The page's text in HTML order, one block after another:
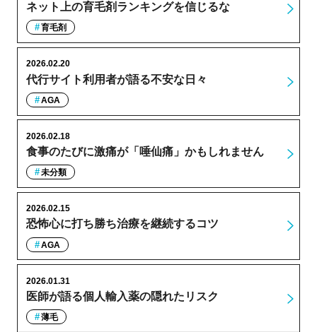
ネット上の育毛剤ランキングを信じるな
育毛剤
代行サイト利用者が語る不安な日々
2026.02.20
AGA
食事のたびに激痛が「唾仙痛」かもしれません
2026.02.18
未分類
恐怖心に打ち勝ち治療を継続するコツ
2026.02.15
AGA
医師が語る個人輸入薬の隠れたリスク
2026.01.31
薄毛